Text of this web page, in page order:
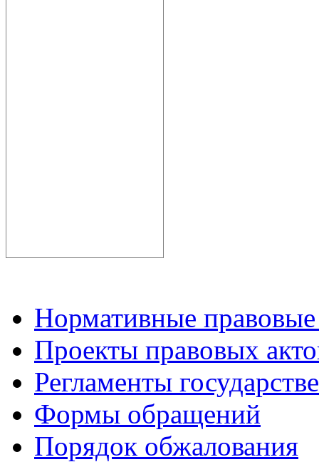
Нормативные
Проекты правовых
Регламенты
Формы обращений
Порядок обжалования